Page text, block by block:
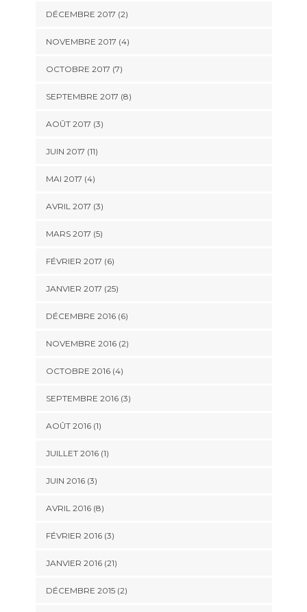
DÉCEMBRE 2017 (2)
NOVEMBRE 2017 (4)
OCTOBRE 2017 (7)
SEPTEMBRE 2017 (8)
AOÛT 2017 (3)
JUIN 2017 (11)
MAI 2017 (4)
AVRIL 2017 (3)
MARS 2017 (5)
FÉVRIER 2017 (6)
JANVIER 2017 (25)
DÉCEMBRE 2016 (6)
NOVEMBRE 2016 (2)
OCTOBRE 2016 (4)
SEPTEMBRE 2016 (3)
AOÛT 2016 (1)
JUILLET 2016 (1)
JUIN 2016 (3)
AVRIL 2016 (8)
FÉVRIER 2016 (3)
JANVIER 2016 (21)
DÉCEMBRE 2015 (2)